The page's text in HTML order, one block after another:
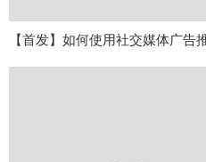
【首发】如何使用社交媒体广告